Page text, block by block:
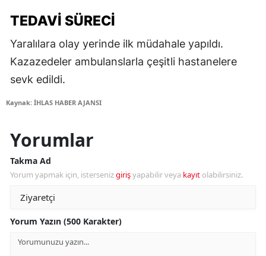
TEDAVI SÜRECI
Yaralılara olay yerinde ilk müdahale yapıldı.
Kazazedeler ambulanslarla çeşitli hastanelere
sevk edildi.
Kaynak: İHLAS HABER AJANSI
Yorumlar
Takma Ad
Yorum yapmak için, istersenizgirişyapabilir veya kayıt olabilirsiniz.
Yorum Yazın (500 Karakter)